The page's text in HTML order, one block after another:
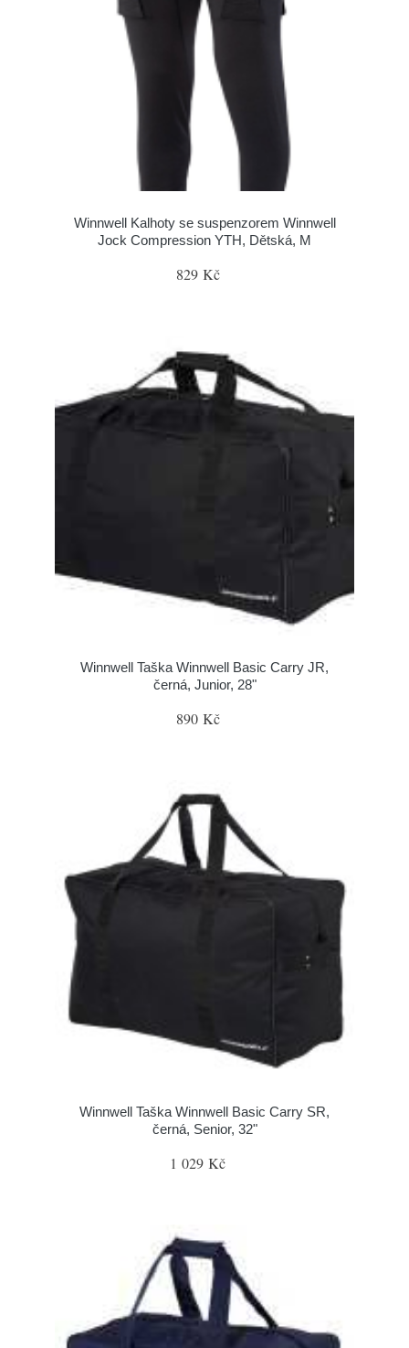
Winnwell Kalhoty se suspenzorem Winnwell
Jock Compression YTH, Dětská, M
829 Kč
Winnwell Taška Winnwell Basic Carry JR,
černá, Junior, 28"
890 Kč
Winnwell Taška Winnwell Basic Carry SR,
černá, Senior, 32"
1 029 Kč